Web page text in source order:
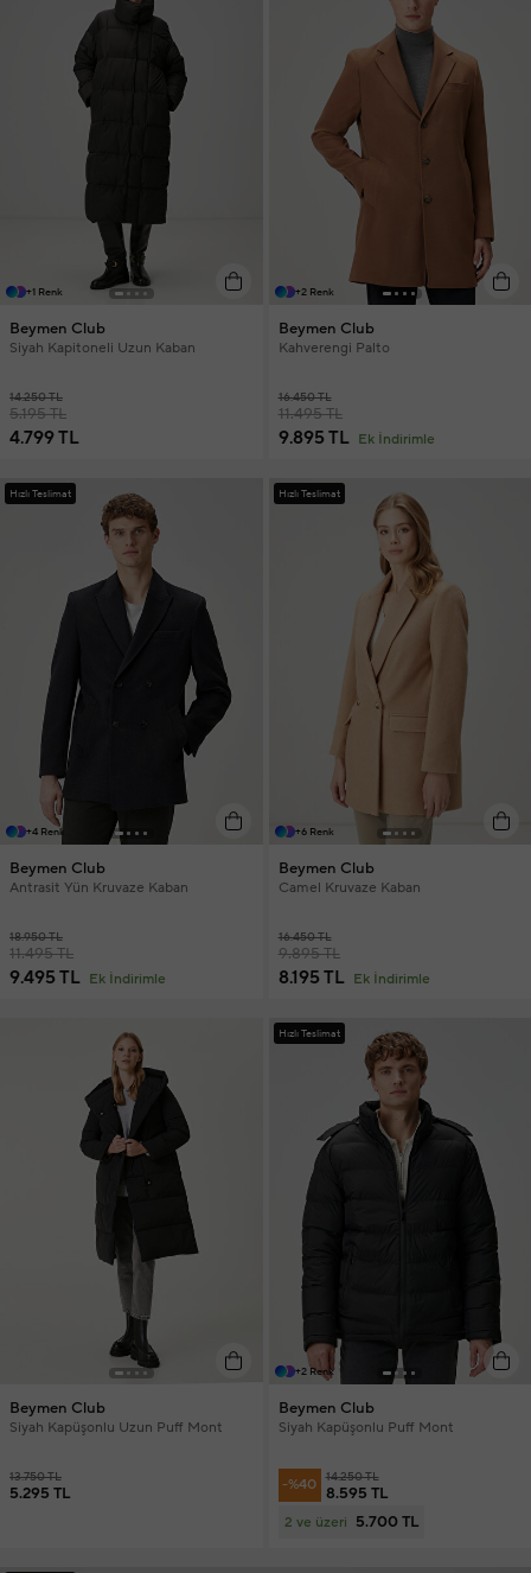
+1 Renk
Beymen Club
Siyah Kapitoneli Uzun Kaban
14.250 TL
5.195 TL
4.799 TL
+2 Renk
Beymen Club
Kahverengi Palto
16.450 TL
11.495 TL
9.895 TL Ek İndirimle
Hızlı Teslimat
+4 Renk
Beymen Club
Antrasit Yün Kruvaze Kaban
18.950 TL
11.495 TL
9.495 TL Ek İndirimle
Hızlı Teslimat
+6 Renk
Beymen Club
Camel Kruvaze Kaban
16.450 TL
9.895 TL
8.195 TL Ek İndirimle
Beymen Club
Siyah Kapüşonlu Uzun Puff Mont
13.750 TL
5.295 TL
Hızlı Teslimat
+2 Renk
Beymen Club
Siyah Kapüşonlu Puff Mont
-%40 14.250 TL
8.595 TL
2 ve üzeri 5.700 TL